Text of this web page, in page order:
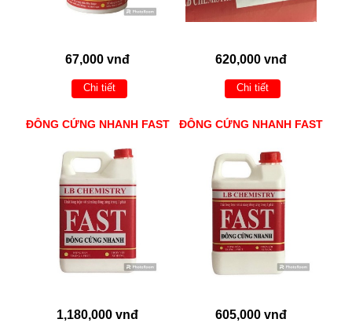
67,000 vnđ
Chi tiết
620,000 vnđ
Chi tiết
ĐÔNG CỨNG NHANH FAST
1,180,000 vnđ
ĐÔNG CỨNG NHANH FAST
605,000 vnđ